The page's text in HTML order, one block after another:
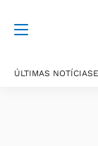
ÚLTIMAS NOTÍCIAS